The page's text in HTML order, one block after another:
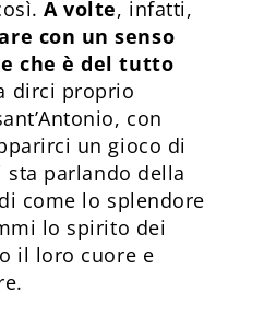
A volte, infatti,
con un senso
che è del tutto
dirci proprio
con
un gioco di
sta parlando della
come lo splendore
lo spirito dei
il loro cuore e